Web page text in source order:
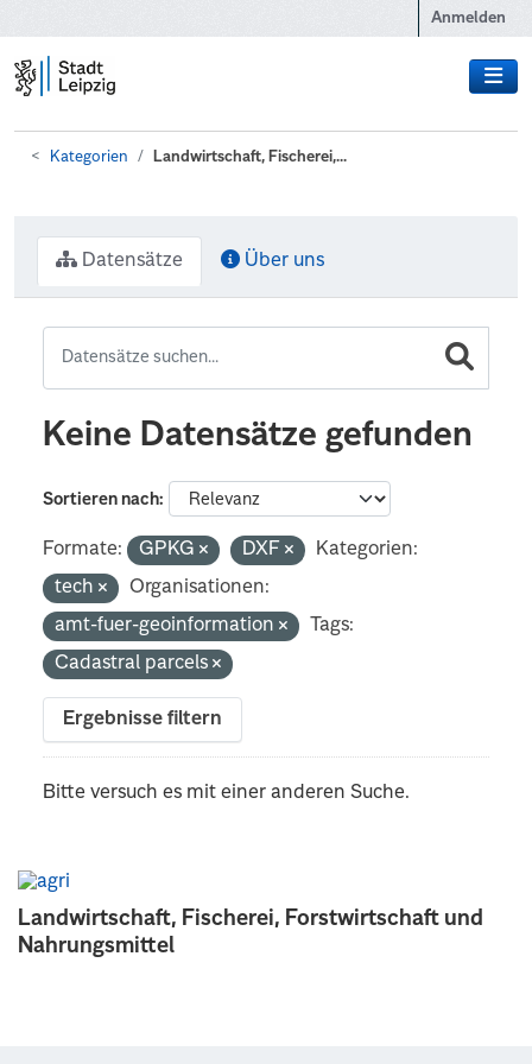
Anmelden
Kategorien Landwirtschaft, Fischerei,...
Landwirtschaft, Fischerei, Forstwirtschaft und
Nahrungsmittel
Datensätze Über uns
Keine Datensätze gefunden
Sortieren nach
Formate: GPKG DXF
Kategorien:
tech
Organisationen:
amt-fuer-geoinformation
Tags:
Cadastral parcels
Ergebnisse filtern
Bitte versuch es mit einer anderen Suche.